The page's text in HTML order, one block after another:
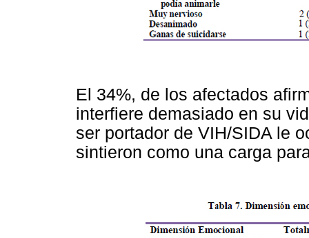
El 34%, de los afectados
interfiere demasiado en su
ser portador de VIH/SIDA le
sintieron como una carga